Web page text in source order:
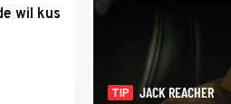
wil kus
TIP
JACK REACHER